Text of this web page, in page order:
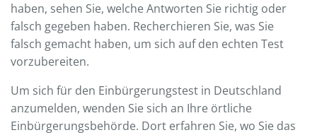
haben, sehen Sie, welche Antworten Sie richtig oder
falsch gegeben haben. Recherchieren Sie, was Sie
falsch gemacht haben, um sich auf den echten Test
vorzubereiten.
Um sich für den Einbürgerungstest in Deutschland
anzumelden, wenden Sie sich an Ihre örtliche
Einbürgerungsbehörde. Dort erfahren Sie, wo Sie das